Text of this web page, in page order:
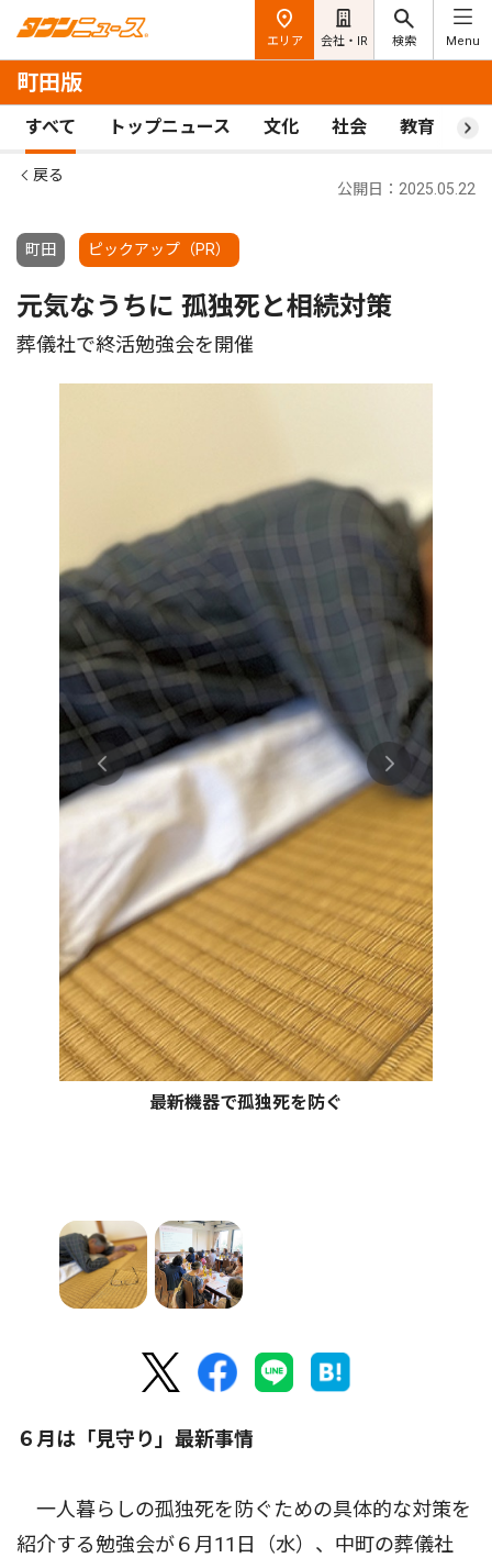
エリア 会社・IR 検索 Menu
町田版
すべて トップニュース 文化 社会 教育 ス
戻る
町田 ピックアップ（PR）
公開日：2025.05.22
元気なうちに 孤独死と相続対策
葬儀社で終活勉強会を開催
最新機器で孤独死を防ぐ
６月は「見守り」最新事情
一人暮らしの孤独死を防ぐための具体的な対策を
紹介する勉強会が６月11日（水）、中町の葬儀社